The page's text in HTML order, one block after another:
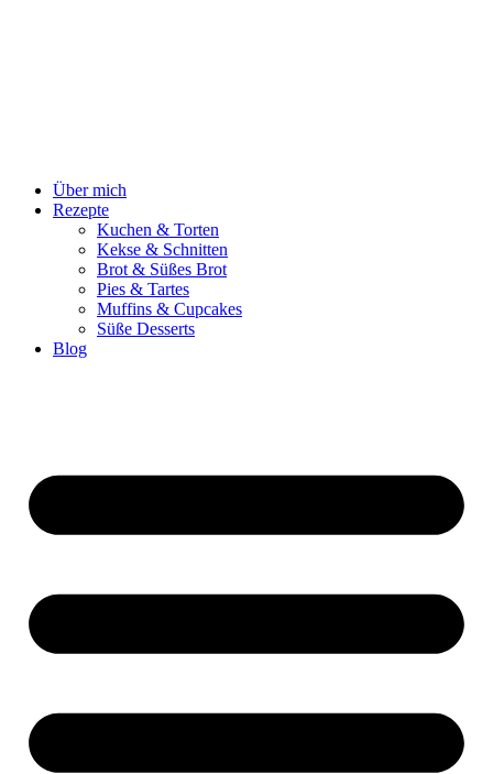
Über mich
Rezepte
Kuchen & Torten
Kekse & Schnitten
Brot & Süßes Brot
Pies & Tartes
Muffins & Cupcakes
Süße Desserts
Blog